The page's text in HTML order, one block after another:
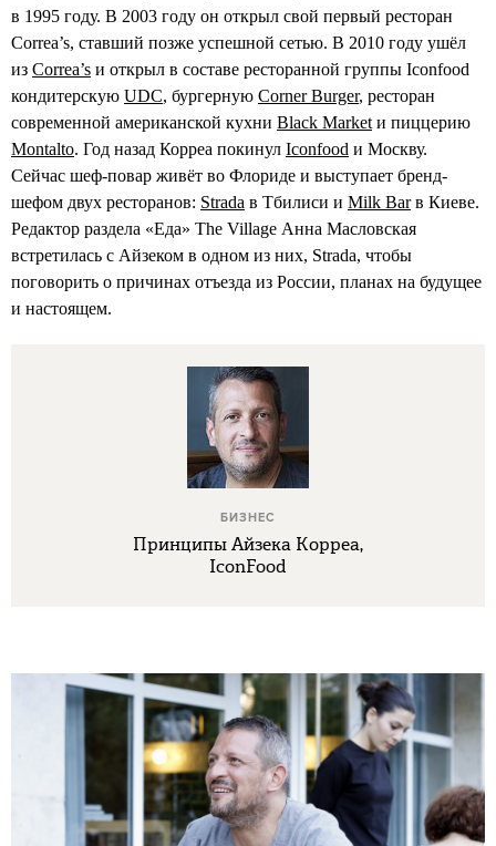
в 1995 году. В 2003 году он открыл свой первый ресторан
Correa’s, ставший позже успешной сетью. В 2010 году ушёл
из Correa’s и открыл в составе ресторанной группы Iconfood
кондитерскую UDC, бургерную Corner Burger, ресторан
современной американской кухни Black Market и пиццерию
Montalto. Год назад Корреа покинул Iconfood и Москву.
Сейчас шеф-повар живёт во Флориде и выступает бренд-
шефом двух ресторанов: Strada в Тбилиси и Milk Barв Киеве.
Редактор раздела «Еда» The Village Анна Масловская
встретилась с Айзеком в одном из них, Strada, чтобы
поговорить о причинах отъезда из России, планах на будущее
и настоящем.
БИЗНЕС
Принципы Айзека Корреа,
IconFood